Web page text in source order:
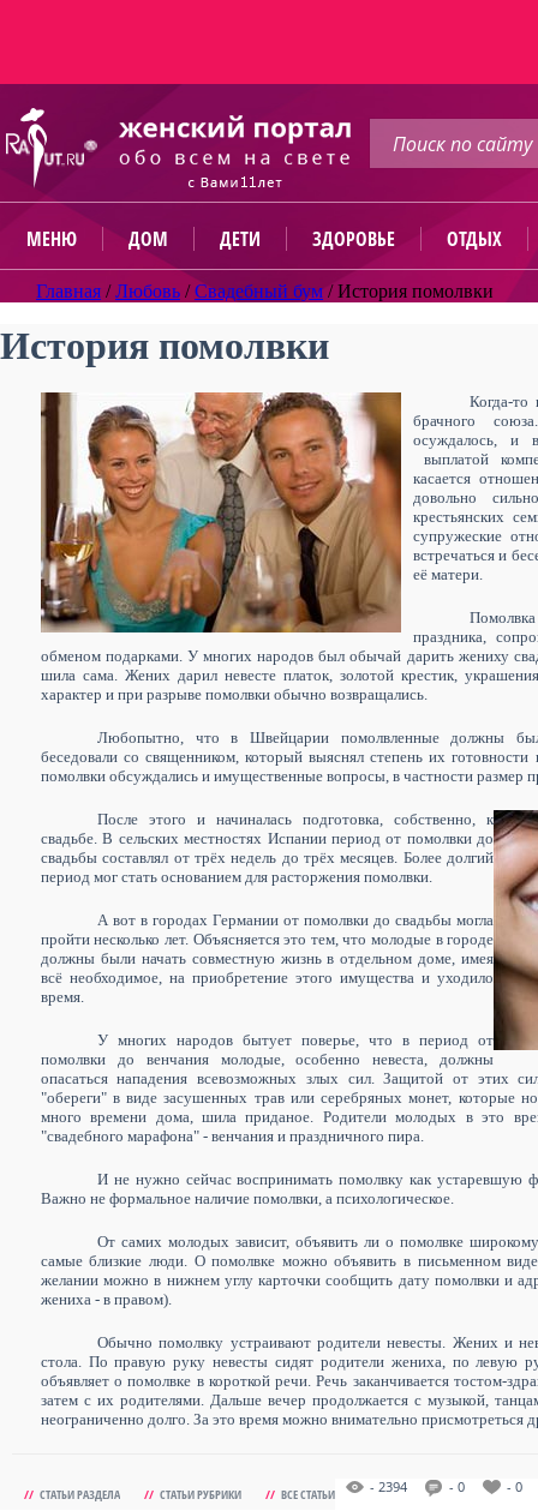
МЕНЮ ДОМ ДЕТИ ЗДОРОВЬЕ ОТДЫХ
Главная /Любовь /Свадебный бум /История помолвки
История помолвки
Когда-то
брачного
осуждалось, и
выплатой
касается
довольно
крестьянских
супружеские
встречаться и
её матери.
праздника,
обменом подарками. У многих народов был обычай дарить жениху
шила сама. Жених дарил невесте платок, золотой крестик,
характер и при разрыве помолвки обычно возвращались.
Любопытно, что в Швейцарии помолвленные должны
беседовали со священником, который выяснял степень их
помолвки обсуждались и имущественные вопросы, в частности размер
После этого и начиналась подготовка, собственно, к
свадьбе. В сельских местностях Испании период от помолвки до
свадьбы составлял от трёх недель до трёх месяцев. Более долгий
период мог стать основанием для расторжения помолвки.
А вот в городах Германии от помолвки до свадьбы могла
пройти несколько лет. Объясняется это тем, что молодые в городе
должны были начать совместную жизнь в отдельном доме, имея
всё необходимое, на приобретение этого имущества и уходило
время.
У многих народов бытует поверье, что в период от
помолвки до венчания молодые, особенно невеста, должны
опасаться нападения всевозможных злых сил. Защитой от этих
"обереги" в виде засушенных трав или серебряных монет, которые
много времени дома, шила приданое. Родители молодых в это
"свадебного марафона" - венчания и праздничного пира.
И не нужно сейчас воспринимать помолвку как устаревшую
Важно не формальное наличие помолвки, а психологическое.
От самих молодых зависит, объявить ли о помолвке
самые близкие люди. О помолвке можно объявить в письменном
желании можно в нижнем углу карточки сообщить дату помолвки и
жениха - в правом).
Обычно помолвку устраивают родители невесты. Жених и
стола. По правую руку невесты сидят родители жениха, по левую
объявляет о помолвке в короткой речи. Речь заканчивается тостом-
затем с их родителями. Дальше вечер продолжается с музыкой,
неограниченно долго. За это время можно внимательно присмотреться
// СТАТЬИ РАЗДЕЛА // СТАТЬИ РУБРИКИ // ВСЕ СТАТЬИ - 2394 - 0 - 0